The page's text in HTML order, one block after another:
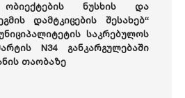
ობიექტების ნუსხის და
დამტკიცების შესახებ“
საკრებულოს
N34 განკარგულებაში
თაობაზე